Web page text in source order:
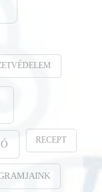
RECEPT